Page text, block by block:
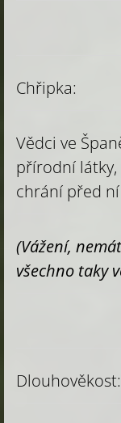
Chřipka:
Vědci ve
přírodní látky,
chrání před
(Vážení,
všechno taky
Dlouhověkost: